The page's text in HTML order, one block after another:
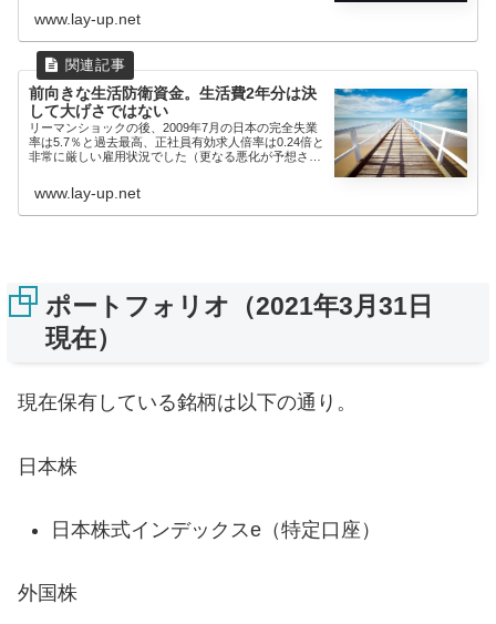
www.lay-up.net
前向きな生活防衛資金。生活費2年分は決
して大げさではない
リーマンショックの後、2009年7月の日本の完全失業
率は5.7％と過去最高、正社員有効求人倍率は0.24倍と
非常に厳しい雇用状況でした（更なる悪化が予想され
www.lay-up.net
ポートフォリオ（2021年3月31日
現在）
現在保有している銘柄は以下の通り。
日本株
日本株式インデックスe（特定口座）
外国株